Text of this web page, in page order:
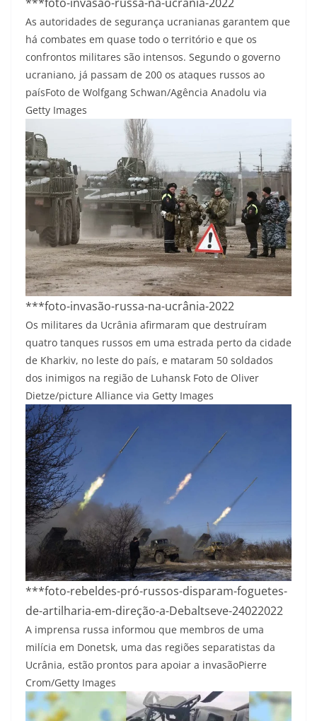
As autoridades de segurança ucranianas garantem que
há combates em quase todo o território e que os
confrontos militares são intensos. Segundo o governo
ucraniano, já passam de 200 os ataques russos ao
paísFoto de Wolfgang Schwan/Agência Anadolu via
Getty Images
***foto-invasão-russa-na-ucrânia-2022
Os militares da Ucrânia afirmaram que destruíram
quatro tanques russos em uma estrada perto da cidade
de Kharkiv, no leste do país, e mataram 50 soldados
dos inimigos na região de Luhansk Foto de Oliver
Dietze/picture Alliance via Getty Images
***foto-rebeldes-pró-russos-disparam-foguetes-
de-artilharia-em-direção-a-Debaltseve-24022022
A imprensa russa informou que membros de uma
milícia em Donetsk, uma das regiões separatistas da
Ucrânia, estão prontos para apoiar a invasãoPierre
Crom/Getty Images